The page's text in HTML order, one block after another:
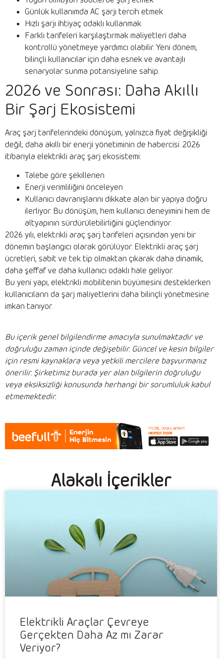
Günlük kullanımda AC şarjı tercih etmek
Hızlı şarjı ihtiyaç odaklı kullanmak
Farklı tarifeleri karşılaştırmak maliyetleri daha
kontrollü yönetmeye yardımcı olabilir. Yeni dönem,
bilinçli kullanıcılar için daha esnek ve avantajlı
senaryolar sunma potansiyeline sahip.
2026 ve Sonrası: Daha Akıllı
Bir Şarj Ekosistemi
Araç şarj tarifelerindeki dönüşüm, yalnızca fiyat değişikliği
değil; daha akıllı bir enerji yönetiminin de habercisi. 2026
itibarıyla elektrikli araç şarj ekosistemi:
Talebe göre şekillenen
Enerji verimliliğini önceleyen
Kullanıcı davranışlarını dikkate alan bir yapıya doğru
ilerliyor. Bu dönüşüm, hem kullanıcı deneyimini hem de
altyapının sürdürülebilirliğini güçlendiriyor.
2026 yılı, elektrikli araç şarj tarifeleri açısından yeni bir
dönemin başlangıcı olarak görülüyor. Elektrikli araç şarj
ücretleri, sabit ve tek tip olmaktan çıkarak daha dinamik,
daha şeffaf ve daha kullanıcı odaklı hale geliyor.
Bu yeni yapı, elektrikli mobilitenin büyümesini desteklerken
kullanıcıların da şarj maliyetlerini daha bilinçli yönetmesine
imkan tanıyor.
Bu içerik genel bilgilendirme amacıyla sunulmaktadır ve
doğruluğu zaman içinde değişebilir. Güncel ve kesin bilgiler
için resmi kaynaklara veya yetkili mercilere başvurmanız
önerilir. Şirketimiz burada yer alan bilgilerin doğruluğu
veya eksiksizliği konusunda herhangi bir sorumluluk kabul
etmemektedir.
Alakalı İçerikler
Elektrikli Araçlar Çevreye
Gerçekten Daha Az mı Zarar
Veriyor?